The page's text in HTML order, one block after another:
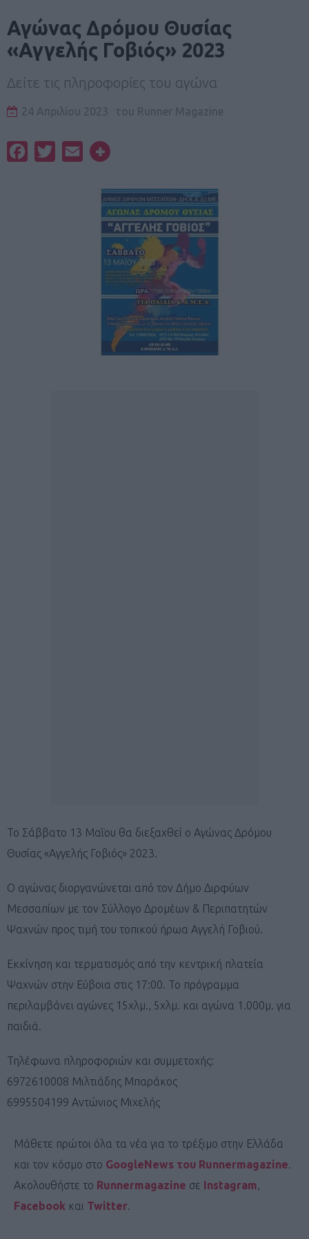
Αγώνας Δρόμου Θυσίας
«Αγγελής Γοβιός» 2023
Δείτε τις πληροφορίες του αγώνα
24 Απριλίου 2023 του Runner Magazine
FacebookTwitterEmail
Το Σάββατο 13 Μαΐου θα διεξαχθεί ο Αγώνας Δρόμου
Θυσίας «Αγγελής Γοβιός» 2023.
Ο αγώνας διοργανώνεται από τον Δήμο Διρφύων
Μεσσαπίων με τον Σύλλογο Δρομέων & Περιπατητών
Ψαχνών προς τιμή του τοπικού ήρωα Αγγελή Γοβιού.
Εκκίνηση και τερματισμός από την κεντρική πλατεία
Ψαχνών στην Εύβοια στις 17:00. Το πρόγραμμα
περιλαμβάνει αγώνες 15χλμ., 5χλμ. και αγώνα 1.000μ. για
παιδιά.
Τηλέφωνα πληροφοριών και συμμετοχής:
6972610008 Μιλτιάδης Μπαράκος
6995504199 Αντώνιος Μιχελής
Μάθετε πρώτοι όλα τα νέα για το τρέξιμο στην Ελλάδα
και τον κόσμο στο GoogleNews του Runnermagazine.
Ακολουθήστε το Runnermagazine σε Instagram,
Facebook και Twitter.